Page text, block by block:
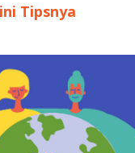
Tipsnya